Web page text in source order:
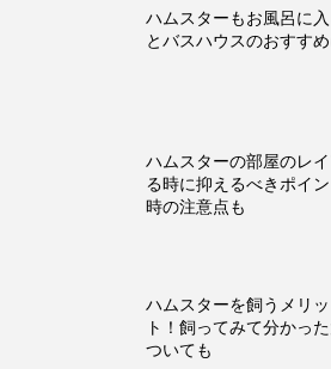
ハムスターもお風呂に
とバスハウスのおすす
ハムスターの部屋のレ
る時に抑えるべきポイ
時の注意点も
ハムスターを飼うメリ
ト！飼ってみて分かっ
ついても